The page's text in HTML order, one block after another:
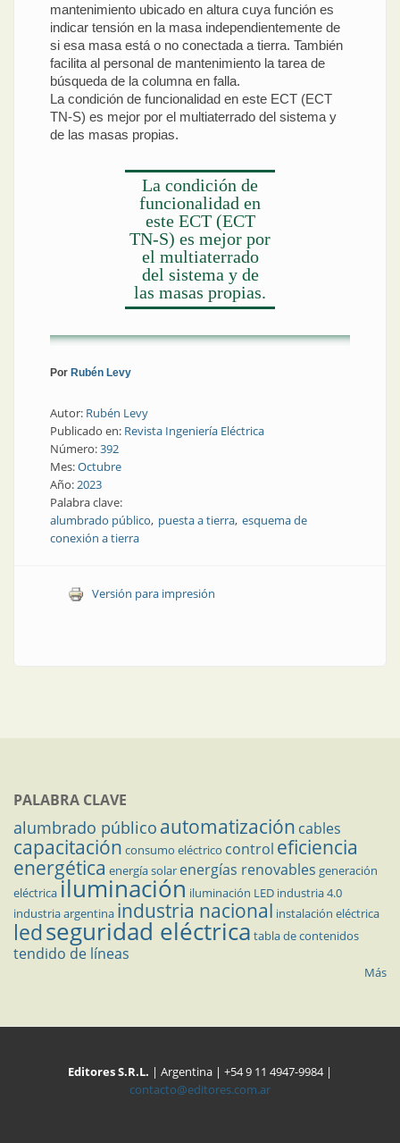
mantenimiento ubicado en altura cuya función es
indicar tensión en la masa independientemente de
si esa masa está o no conectada a tierra. También
facilita al personal de mantenimiento la tarea de
búsqueda de la columna en falla.
La condición de funcionalidad en este ECT (ECT
TN-S) es mejor por el multiaterrado del sistema y
de las masas propias.
La condición de
funcionalidad en
este ECT (ECT
TN-S) es mejor por
el multiaterrado
del sistema y de
las masas propias.
Por Rubén Levy
Autor: Rubén Levy
Publicado en: Revista Ingeniería Eléctrica
Número:392
Mes:Octubre
Año:2023
Palabra clave:
alumbrado público puesta a tierra esquema de
conexión a tierra
Versión para impresión
PALABRA CLAVE
alumbrado público automatización cables
capacitación consumo eléctrico control eficiencia
energética energía solar energías renovables generación
eléctricailuminación iluminación LED industria 4.0
industria argentina industria nacional instalación eléctrica
ledseguridad eléctrica tabla de contenidos
tendido de líneas
Más
Editores S.R.L. | Argentina | +54 9 11 4947-9984 |
contacto@editores.com.ar